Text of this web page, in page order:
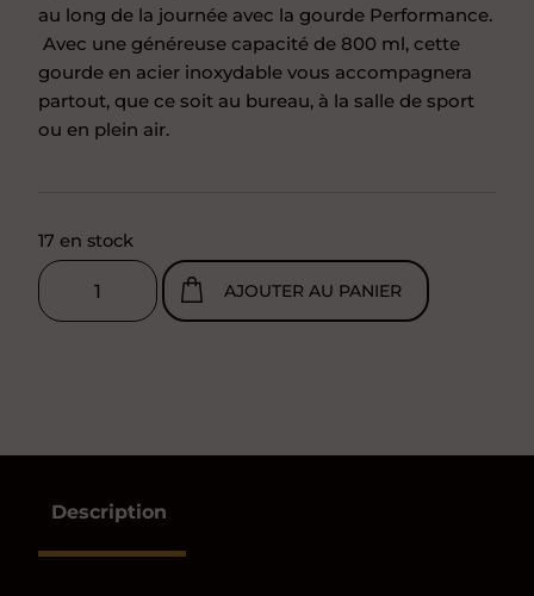
au long de la journée avec la gourde Performance.
Avec une généreuse capacité de 800 ml, cette
gourde en acier inoxydable vous accompagnera
partout, que ce soit au bureau, à la salle de sport
ou en plein air.
17 en stock
quantité
de
Gourde
Performance
AJOUTER AU PANIER
Description